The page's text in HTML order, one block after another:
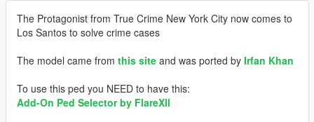
The Protagonist from True Crime New York City now comes to
Los Santos to solve crime cases
The model came from this site and was ported by Irfan Khan
To use this ped you NEED to have this:
Add-On Ped Selector by FlareXll